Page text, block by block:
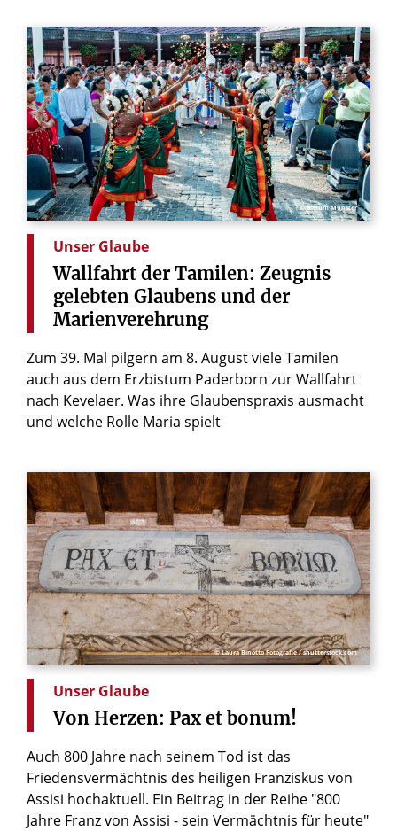
© Bistum Münster
Unser Glaube
Wallfahrt der Tamilen: Zeugnis
gelebten Glaubens und der
Marienverehrung
Zum 39. Mal pilgern am 8. August viele Tamilen
auch aus dem Erzbistum Paderborn zur Wallfahrt
nach Kevelaer. Was ihre Glaubenspraxis ausmacht
und welche Rolle Maria spielt
© Laura Binotto Fotografie / shutterstock.com
Unser Glaube
Von Herzen: Pax et bonum!
Auch 800 Jahre nach seinem Tod ist das
Friedensvermächtnis des heiligen Franziskus von
Assisi hochaktuell. Ein Beitrag in der Reihe "800
Jahre Franz von Assisi - sein Vermächtnis für heute"